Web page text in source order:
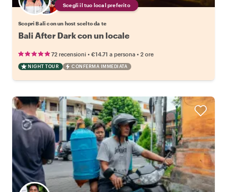
Scegli il tuo local preferito
Scopri Bali con un host scelto da te
Bali After Dark con un locale
72 recensioni • €14.71 a persona • 2 ore
NIGHT TOUR CONFERMA IMMEDIATA